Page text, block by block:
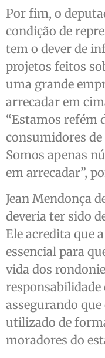
Por fim, o
condição de
tem o dever de
projetos feitos
uma grande
arrecadar em
“Estamos refém
consumidores
Somos apenas
em arrecadar”,
Jean Mendonça
deveria ter sido
Ele acredita que
essencial para
vida dos
responsabilidade
assegurando
utilizado de
moradores do